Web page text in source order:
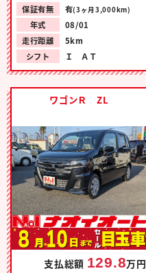
保証有無
有(3ヶ月3,000km)
年式
08/01
走行距離
5km
シフト
Ｉ ＡＴ
ワゴンＲ ZL
支払総額 129.8万円